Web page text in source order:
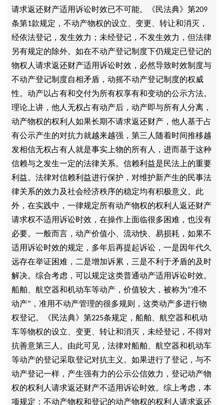
请求返还财产适用诉讼时效已不可能。《民法典》第209
条第1款规定，不动产物权的设立、变更、转让和消灭，
经依法登记，发生效力；未经登记，不发生效力，但法律
另有规定的除外。如在不动产登记制度下仍规定已登记的
物权人请求返还财产适用诉讼时效，必然导致时效制度与
不动产登记制度自相矛盾，动摇不动产登记制度的权威
性。动产以占有和交付为所有权享有和变动的公示方法。
理论上讲，他人无权占有动产后，动产即与所有人分离，
动产物权的权利人如果长期不请求返还财产，他人基于占
有公示产生的对抗力就越来越强，第三人随着时间推移越
发相信无权占有人就是事实上物的所有人，进而基于这种
信赖与之发生一定的法律关系。信赖利益是民法上的重要
利益。法律对信赖利益进行保护，对维护新产生的民事法
律关系的效力及社会经济秩序的稳定均有积极意义。此
外，在实践中，一律规定所有动产物权的权利人返还财产
请求权不适用诉讼时效，在操作上面临很多困难，也没有
必要。一般而言，动产价值小、流动快、易损耗，如果不
适用诉讼时效的规定，多年后再提起诉讼，一是因年代久
远存在举证困难，二是增加诉累，三是不利于矛盾的及时
解决。综合考虑，可以规定这类普通动产适用诉讼时效。
船舶、航空器和机动车等动产，价值较大，被称为“准不
动产” ，准用不动产管理的很多规则，这类动产多进行物
权登记。《民法典》第225条规定，船舶、航空器和机动
车等物权的设立、变更、转让和消灭，未经登记，不得对
抗善意第三人。由此可见，法律对船舶、航空器和机动车
等动产的登记采取登记对抗主义。如果进行了登记，与不
动产登记一样，产生强有力的公示公信效力，登记动产物
权的权利人请求返还财产不适用诉讼时效。综上考虑，本
项规定：不动产物权和登记的动产物权的权利人请求返还